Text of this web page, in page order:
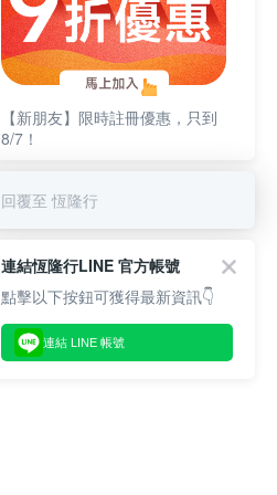
【新朋友】限時註冊優惠，只到
8/7！
回覆至 恆隆行
連結恆隆行LINE 官方帳號
點擊以下按鈕可獲得最新資訊👇
連結 LINE 帳號